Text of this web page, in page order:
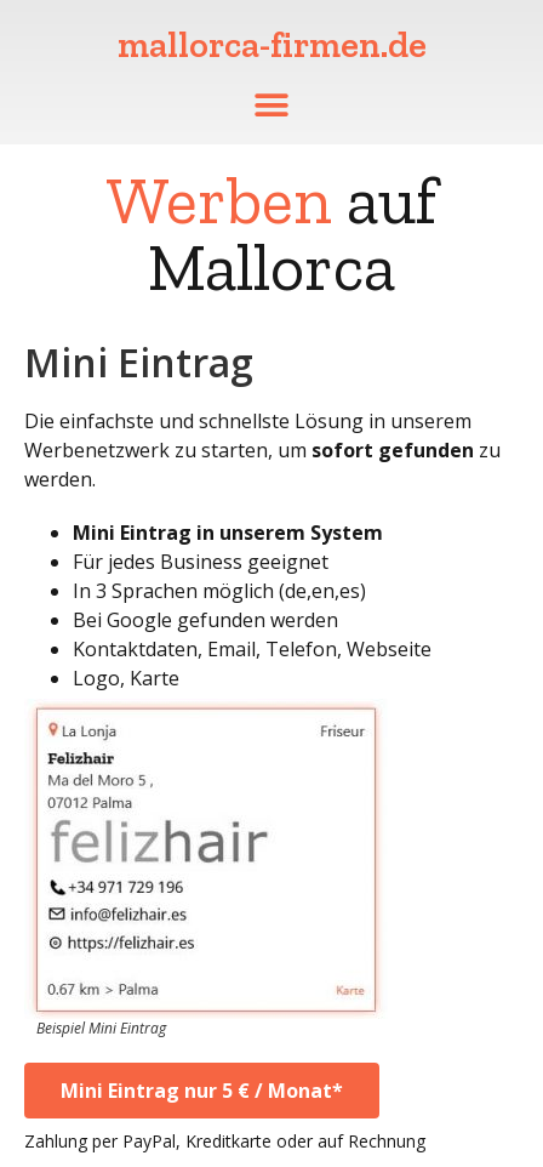
mallorca-firmen.de
Werben auf
Mallorca
Mini Eintrag
Die einfachste und schnellste Lösung in unserem
Werbenetzwerk zu starten, um sofort gefunden zu
werden.
Mini Eintrag in unserem System
Für jedes Business geeignet
In 3 Sprachen möglich (de,en,es)
Bei Google gefunden werden
Kontaktdaten, Email, Telefon, Webseite
Logo, Karte
Beispiel Mini Eintrag
Mini Eintrag nur 5 € / Monat*
Zahlung per PayPal, Kreditkarte oder auf Rechnung